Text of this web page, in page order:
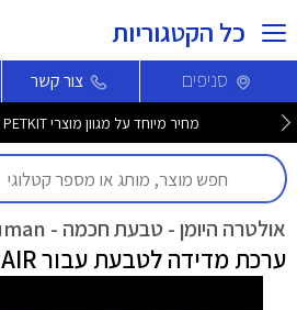
כל הקטגוריות
סניפים צור קשר
מחיר מיוחד על מגוון מוצרי PETKIT לחברי מועדון >>
אולטרה היומן - טבעת חכמה - Ultrahuman
ערכת מדידה לטבעת עבור Ring AIR